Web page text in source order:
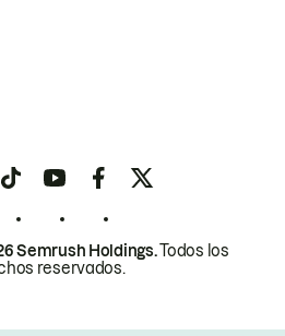
Semrush Holdings.Todos los
reservados.